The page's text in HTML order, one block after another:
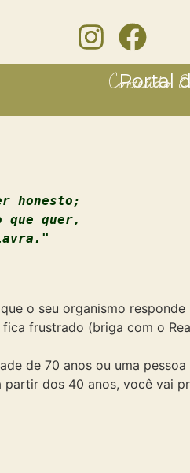
Portal
Conteúdo
honesto;
que quer,
o seu organismo responde
frustrado (briga com o
de 70 anos ou uma
dos 40 anos, você vai